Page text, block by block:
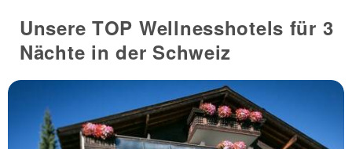
Unsere TOP Wellnesshotels für 3
Nächte in der Schweiz